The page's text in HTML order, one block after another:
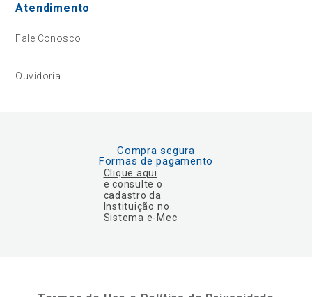
Atendimento
Fale Conosco
Ouvidoria
Compra segura
Formas de pagamento
Clique aqui
e consulte o
cadastro da
Instituição no
Sistema e-Mec